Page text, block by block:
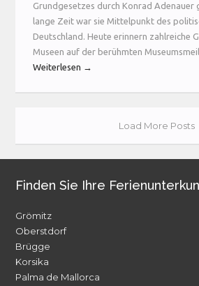
Grundgesetzes durch Konrad Adenauer
lange Zeit war sie Mittelpunkt des
Deutschland. Heute erinnern zahlreiche
Museen auf der berühmten
Weiterlesen →
Load More Posts
Finden Sie Ihre
Grömitz
Oberstdorf
Brügge
Korsika
Palma de Mallorca